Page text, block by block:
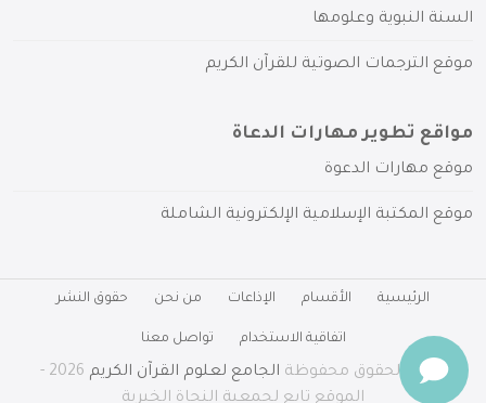
السنة النبوية وعلومها
موقع الترجمات الصوتية للقرآن الكريم
مواقع تطوير مهارات الدعاة
موقع مهارات الدعوة
موقع المكتبة الإسلامية الإلكترونية الشاملة
الرئيسية الأقسام الإذاعات من نحن حقوق النشر
اتفاقية الاستخدام تواصل معنا
جميع الحقوق محفوظة الجامع لعلوم القرآن الكريم
2026 -
الموقع تابع لجمعية النجاة الخيرية